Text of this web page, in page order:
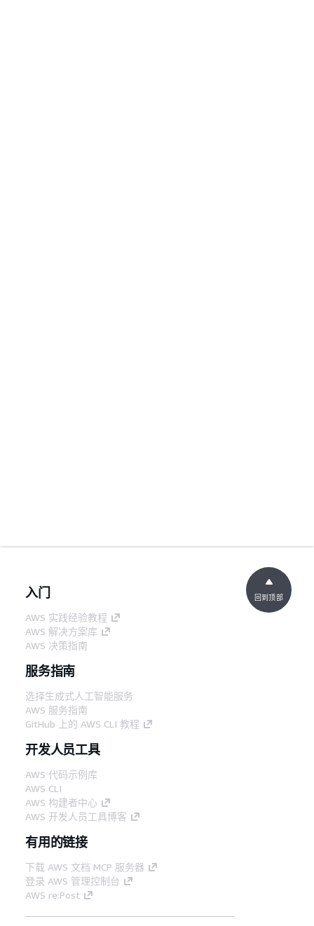
入门
AWS 实践经验教程
AWS 解决方案库
AWS 决策指南
服务指南
选择生成式人工智能服务
AWS 服务指南
GitHub 上的 AWS CLI 教程
开发人员工具
AWS 代码示例库
AWS CLI
AWS 构建者中心
AWS 开发人员工具博客
有用的链接
下载 AWS 文档 MCP 服务器
登录 AWS 管理控制台
AWS re:Post
回到顶部